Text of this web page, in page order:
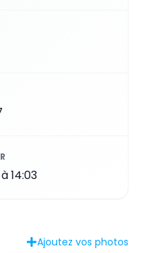
14:03
Ajoutez vos photos